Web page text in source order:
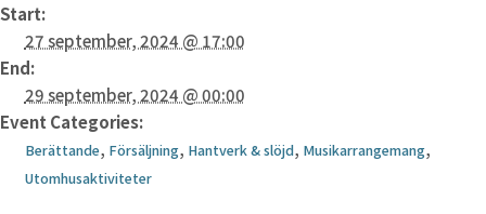
Start:
27 september, 2024 @ 17:00
End:
29 september, 2024 @ 00:00
Event Categories:
Berättande, Försäljning, Hantverk & slöjd, Musikarrangemang,
Utomhusaktiviteter